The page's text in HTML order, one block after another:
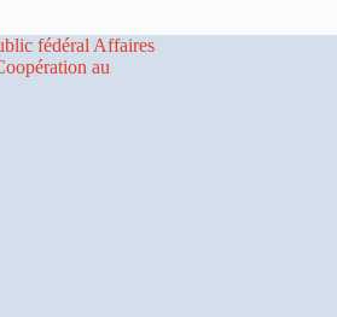
fédéral Affaires
au